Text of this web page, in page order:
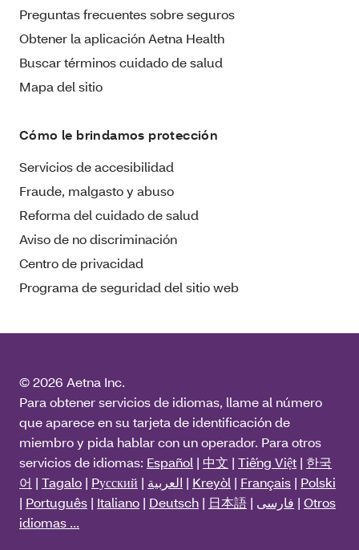
Preguntas frecuentes sobre seguros
Obtener la aplicación Aetna Health
Buscar términos cuidado de salud
Mapa del sitio
Cómo le brindamos protección
Servicios de accesibilidad
Fraude, malgasto y abuso
Reforma del cuidado de salud
Aviso de no discriminación
Centro de privacidad
Programa de seguridad del sitio web
© 2026 Aetna Inc.
Para obtener servicios de idiomas, llame al número
que aparece en su tarjeta de identificación de
miembro y pida hablar con un operador. Para otros
servicios de idiomas: Español | 中文 | Tiếng Việt | 한국
어 | Tagalo | Pусский | العربية | Kreyòl | Français | Polski
| Português | Italiano | Deutsch | 日本語 | فارسی | Otros
idiomas ...